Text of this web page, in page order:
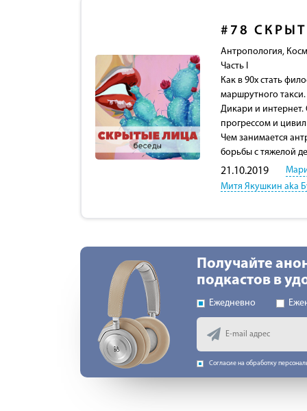
#78
Антропология,
Часть I
Как в 90х стать
маршрутного такси.
Дикари и интернет.
прогрессом и
Чем занимается
борьбы с тяжелой
21.10.2019
Митя Якушкин aka
Получайте
подкастов в
Ежедневно
Согласие на обработку